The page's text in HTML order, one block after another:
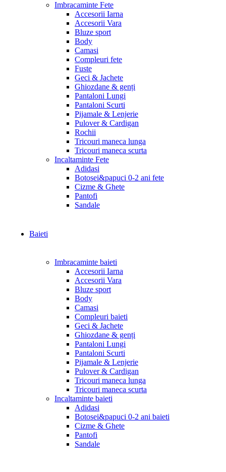
Imbracaminte Fete
Accesorii Iarna
Accesorii Vara
Bluze sport
Body
Camasi
Compleuri fete
Fuste
Geci & Jachete
Ghiozdane & genți
Pantaloni Lungi
Pantaloni Scurti
Pijamale & Lenjerie
Pulover & Cardigan
Rochii
Tricouri maneca lunga
Tricouri maneca scurta
Incaltaminte Fete
Adidasi
Botosei&papuci 0-2 ani fete
Cizme & Ghete
Pantofi
Sandale
Baieti
Imbracaminte baieti
Accesorii Iarna
Accesorii Vara
Bluze sport
Body
Camasi
Compleuri baieti
Geci & Jachete
Ghiozdane & genți
Pantaloni Lungi
Pantaloni Scurti
Pijamale & Lenjerie
Pulover & Cardigan
Tricouri maneca lunga
Tricouri maneca scurta
Incaltaminte baieti
Adidasi
Botosei&papuci 0-2 ani baieti
Cizme & Ghete
Pantofi
Sandale